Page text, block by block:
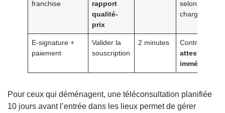
franchise
rapport
qualité-
prix
selon le reste
charge
E-signature +
paiement
Valider la
souscription
2 minutes
Contrat actif
attestation
immédiate
Pour ceux qui déménagent, une téléconsultation planifiée
10 jours avant l’entrée dans les lieux permet de gérer